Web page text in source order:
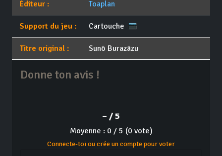
Éditeur : Toaplan
Support du jeu : Cartouche
Titre original : Sunō Burazāzu
Donne ton avis !
– / 5
Moyenne : 0 / 5 (0 vote)
Connecte-toi ou crée un compte pour voter